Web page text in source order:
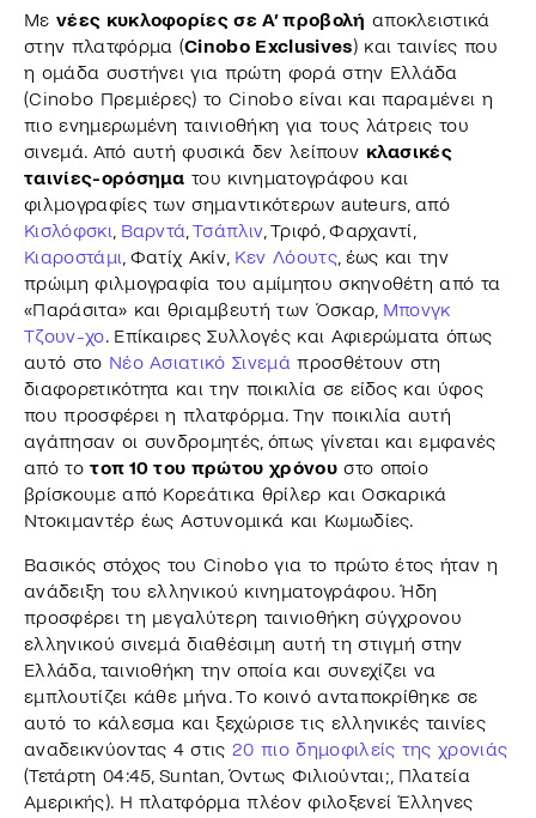
Με νέες κυκλοφορίες σε Α’ προβολή αποκλειστικά
στην πλατφόρμα (Cinobo Exclusives) και ταινίες που
η ομάδα συστήνει για πρώτη φορά στην Ελλάδα
(Cinobo Πρεμιέρες) το Cinobo είναι και παραμένει η
πιο ενημερωμένη ταινιοθήκη για τους λάτρεις του
σινεμά. Από αυτή φυσικά δεν λείπουν κλασικές
ταινίες-ορόσημα του κινηματογράφου και
φιλμογραφίες των σημαντικότερων auteurs, από
Κισλόφσκι Βαρντά ,Τσάπλιν , Τριφό, Φαρχαντί,
Κιαροστάμι , Φατίχ Ακίν, Κεν Λόουτς, έως και την
πρώιμη φιλμογραφία του αμίμητου σκηνοθέτη από τα
«Παράσιτα» και θριαμβευτή των Όσκαρ, Μπονγκ
Τζουν-χο. Επίκαιρες Συλλογές και Αφιερώματα όπως
αυτό στο Νέο Ασιατικό Σινεμά προσθέτουν στη
διαφορετικότητα και την ποικιλία σε είδος και ύφος
που προσφέρει η πλατφόρμα. Την ποικιλία αυτή
αγάπησαν οι συνδρομητές, όπως γίνεται και εμφανές
από τοτοπ 10 του πρώτου χρόνουστο οποίο
βρίσκουμε από Κορεάτικα θρίλερ και Οσκαρικά
Ντοκιμαντέρ έως Αστυνομικά και Κωμωδίες.
Βασικός στόχος του Cinobo για το πρώτο έτος ήταν η
ανάδειξη του ελληνικού κινηματογράφου. Ήδη
προσφέρει τη μεγαλύτερη ταινιοθήκη σύγχρονου
ελληνικού σινεμά διαθέσιμη αυτή τη στιγμή στην
Ελλάδα, ταινιοθήκη την οποία και συνεχίζει να
εμπλουτίζει κάθε μήνα. Το κοινό ανταποκρίθηκε σε
αυτό το κάλεσμα και ξεχώρισε τις ελληνικές ταινίες
αναδεικνύοντας 4 στις20 πιο δημοφιλείς της χρονιάς
(Τετάρτη 04:45, Suntan, Όντως Φιλιούνται;, Πλατεία
Αμερικής). Η πλατφόρμα πλέον φιλοξενεί Έλληνες